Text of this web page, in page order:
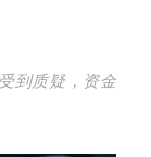
到质疑，资金